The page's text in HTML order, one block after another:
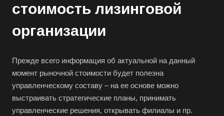
стоимость лизинговой
организации
Прежде всего информация об актуальной на данный
момент рыночной стоимости будет полезна
управленческому составу – на ее основе можно
выстраивать стратегические планы, принимать
управленческие решения, открывать филиалы и пр.